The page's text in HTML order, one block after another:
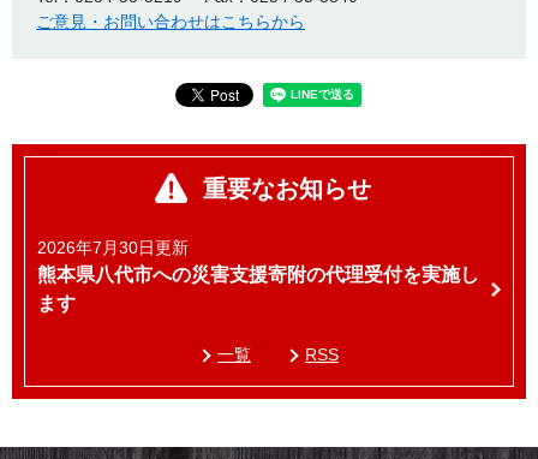
ご意見・お問い合わせはこちらから
重要なお知らせ
2026年7月30日更新
熊本県八代市への災害支援寄附の代理受付を実施し
ます
一覧 RSS